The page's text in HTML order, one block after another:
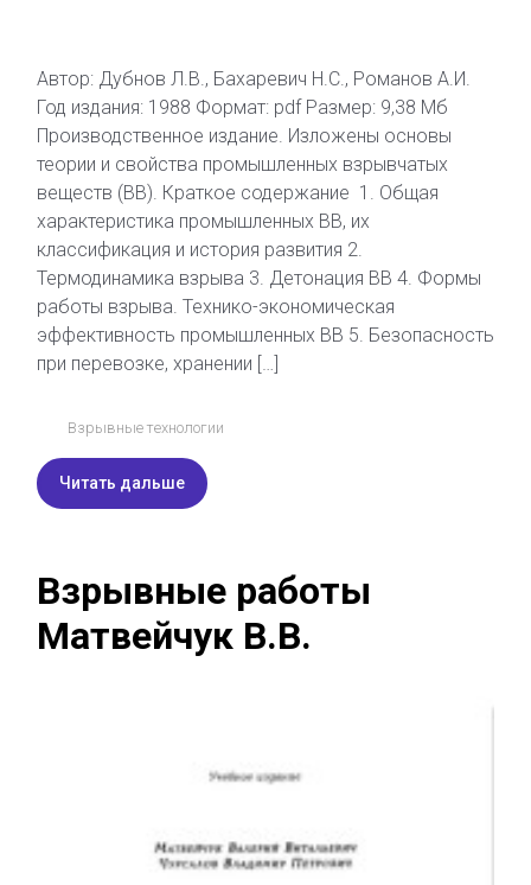
Автор: Дубнов Л.В., Бахаревич Н.С., Романов А.И.
Год издания: 1988 Формат: pdf Размер: 9,38 Мб
Производственное издание. Изложены основы
теории и свойства промышленных взрывчатых
веществ (ВВ). Краткое содержание 1. Общая
характеристика промышленных ВВ, их
классификация и история развития 2.
Термодинамика взрыва 3. Детонация ВВ 4. Формы
работы взрыва. Технико-экономическая
эффективность промышленных ВВ 5. Безопасность
при перевозке, хранении […]
Взрывные технологии
Читать дальше
Взрывные работы
Матвейчук В.В.